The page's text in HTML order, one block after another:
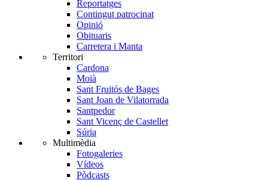
Reportatges
Contingut patrocinat
Opinió
Obituaris
Carretera i Manta
Territori
Cardona
Moià
Sant Fruitós de Bages
Sant Joan de Vilatorrada
Santpedor
Sant Vicenç de Castellet
Súria
Multimèdia
Fotogaleries
Vídeos
Pòdcasts